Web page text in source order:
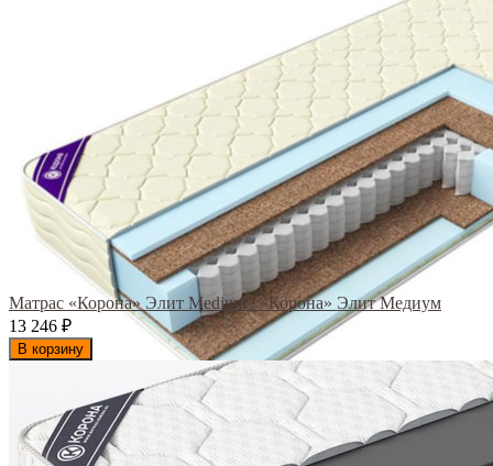
Матрас «Корона» Элит Medium / «Корона» Элит Медиум
13 246 ₽
В корзину